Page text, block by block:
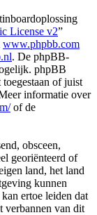
License v2”
www.phpbb.com
. De phpBB-
phpBB
of juist
informatie over
of de
obsceen,
georiënteerd of
land, het land
kunnen
ertoe leiden dat
verbannen van dit